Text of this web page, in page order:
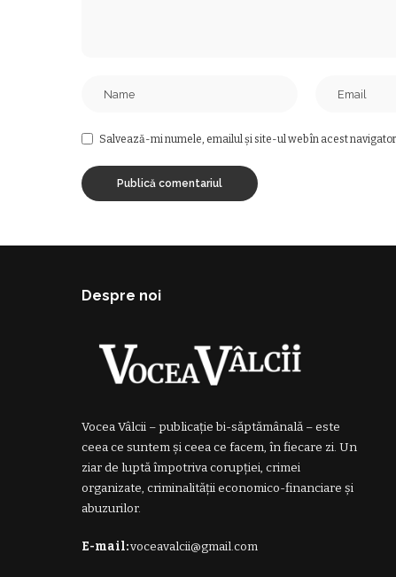
Salvează-mi numele, emailul și site-ul web în acest
Despre noi
Vocea Vâlcii – publicație bi-săptămânală – este
ceea ce suntem și ceea ce facem, în fiecare zi. Un
ziar de luptă împotriva corupției, crimei
organizate, criminalității economico-financiare și
abuzurilor.
E-mail:voceavalcii@gmail.com